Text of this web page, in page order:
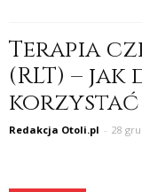
Terapia
(RLT) –
korzystać
Redakcja Otoli.pl - 28